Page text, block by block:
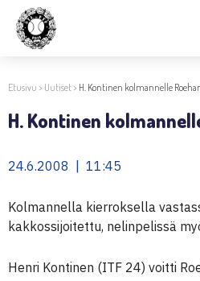
Etusivu > Uutiset> H. Kontinen kolmannelle
H. Kontinen
24.6.2008 | 11:45
Kolmannella kierroksella
kakkossijoitettu, nelinpelissä
Henri Kontinen (ITF 24) voitti